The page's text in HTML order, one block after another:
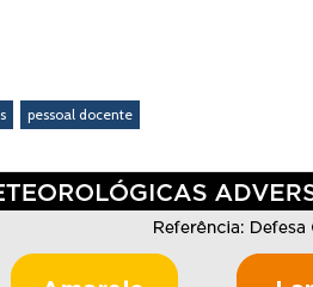
pessoal docente